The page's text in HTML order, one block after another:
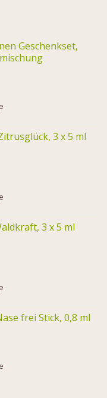
Geschenkset,
3 x 5 ml
3 x 5 ml
frei Stick, 0,8 ml